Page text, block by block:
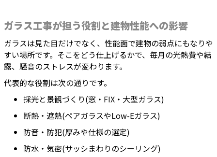
ガラス工事が担う役割と建物性能への影響
ガラスは見た目だけでなく、性能面で建物の弱点にもなりや
すい場所です。そこをどう仕上げるかで、毎月の光熱費や結
露、騒音のストレスが変わります。
代表的な役割は次の通りです。
採光と景観づくり(窓・FIX・大型ガラス)
断熱・遮熱(ペアガラスやLow-Eガラス)
防音・防犯(厚みや仕様の選定)
防水・気密(サッシまわりのシーリング)